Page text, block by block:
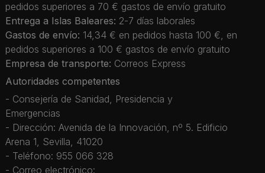
pedidos superiores a 70 € gastos de envío gratuito
Entrega a Islas Baleares: 2-7 días laborales
Gastos de envío: 14,34 € en pedidos hasta 100 €, en
pedidos superiores a 100 € gastos de envío gratuito
Empresa de transporte: Correos Express
Autoridades competentes
- Consejería de Sanidad, Presidencia y
Emergencias
- Dirección: Avenida de la Innovación, nº 5. Edificio
Arena 1, Sevilla, 41020
- Teléfono: 955 066 328
- Correo electrónico: